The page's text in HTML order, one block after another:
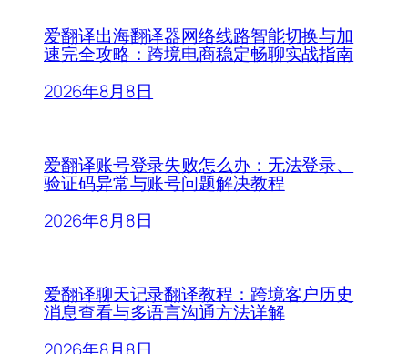
爱翻译出海翻译器网络线路智能切换与加
速完全攻略：跨境电商稳定畅聊实战指南
2026年8月8日
爱翻译账号登录失败怎么办：无法登录、
验证码异常与账号问题解决教程
2026年8月8日
爱翻译聊天记录翻译教程：跨境客户历史
消息查看与多语言沟通方法详解
2026年8月8日